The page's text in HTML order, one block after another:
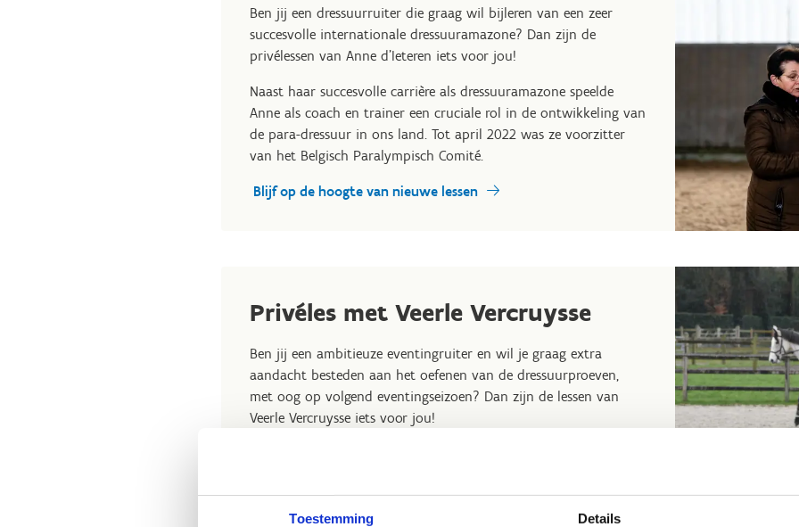
Toestemming Details
Ben jij een dressuurruiter die graag wil bijleren van een zeer
succesvolle internationale dressuuramazone? Dan zijn de
privélessen van Anne d'Ieteren iets voor jou!
Naast haar succesvolle carrière als dressuuramazone speelde
Anne als coach en trainer een cruciale rol in de ontwikkeling van
de para-dressuur in ons land. Tot april 2022 was ze voorzitter
van het Belgisch Paralympisch Comité.
Blijf op de hoogte van nieuwe lessen
Privéles met Veerle Vercruysse
Ben jij een ambitieuze eventingruiter en wil je graag extra
aandacht besteden aan het oefenen van de dressuurproeven,
met oog op volgend eventingseizoen? Dan zijn de lessen van
Veerle Vercruysse iets voor jou!
wedstrijdseizoen.